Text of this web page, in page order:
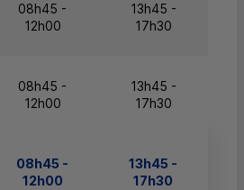
08h45 -
12h00
13h45 -
17h30
08h45 -
12h00
13h45 -
17h30
08h45 -
12h00
13h45 -
17h30